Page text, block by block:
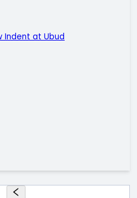
Indent at Ubud